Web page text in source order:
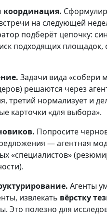
координация.
на следующей
подберёт цепочку:
подходящих площадок,
Задачи вида «собери
решаются через
третий нормализует и
карточки «для выбора».
Попросите
— агентная
«специалистов»
Агенты
извлекать вёрстку
Это полезно для